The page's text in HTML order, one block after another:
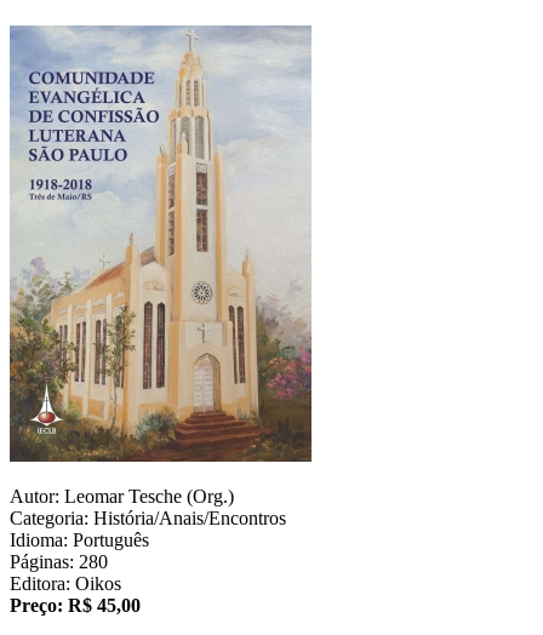
Autor: Leomar Tesche (Org.)
Categoria: História/Anais/Encontros
Idioma: Português
Páginas: 280
Editora: Oikos
Preço: R$ 45,00